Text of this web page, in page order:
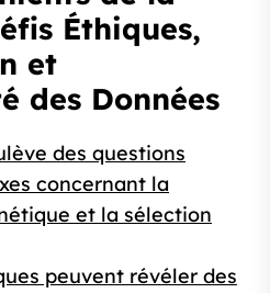
Éthiques,
et
des Données
des questions
concernant la
et la sélection
peuvent révéler des